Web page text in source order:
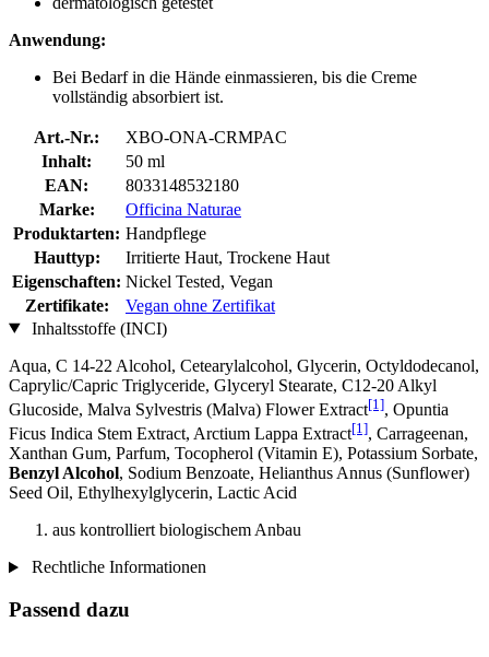
Anwendung:
Bei Bedarf in die Hände einmassieren, bis die Creme
vollständig absorbiert ist.
Art.-Nr.:
XBO-ONA-CRMPAC
Inhalt:
50 ml
EAN:
8033148532180
Marke:
Officina Naturae
Produktarten: Handpflege
Hauttyp:
Irritierte Haut, Trockene Haut
Eigenschaften: Nickel Tested, Vegan
Zertifikate:
Vegan ohne Zertifikat
Inhaltsstoffe (INCI)
Aqua, C 14-22 Alcohol, Cetearylalcohol, Glycerin, Octyldodecanol,
Caprylic/Capric Triglyceride, Glyceryl Stearate, C12-20 Alkyl
Glucoside, Malva Sylvestris (Malva) Flower Extract[1], Opuntia
Ficus Indica Stem Extract, Arctium Lappa Extract[1], Carrageenan,
Xanthan Gum, Parfum, Tocopherol (Vitamin E), Potassium Sorbate,
Benzyl Alcohol, Sodium Benzoate, Helianthus Annus (Sunflower)
Seed Oil, Ethylhexylglycerin, Lactic Acid
aus kontrolliert biologischem Anbau
Rechtliche Informationen
Passend dazu